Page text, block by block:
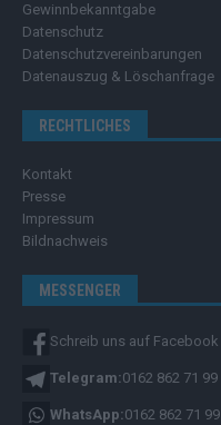
Gewinnbekanntgabe
Datenschutz
Datenschutzvereinbarungen
Datenauszug & Löschanfrage
RECHTLICHES
Kontakt
Presse
Impressum
Bildnachweis
MESSENGER
Schreib uns auf Facebook
Telegram:0162 862 71 99
WhatsApp:0162 862 71 99